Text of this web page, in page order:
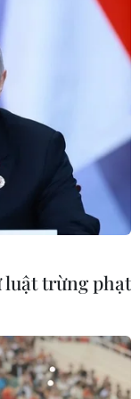
luật trừng phạt